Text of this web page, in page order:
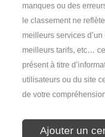
manques ou des
le classement ne
meilleurs services
meilleurs tarifs, etc…
présent à titre
utilisateurs ou du site
de votre
Ajouter un